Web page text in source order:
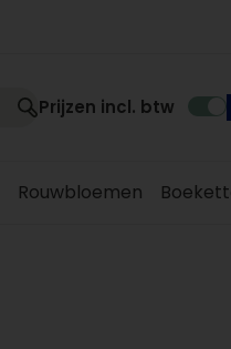
Prijzen incl. btw
Rouwbloemen